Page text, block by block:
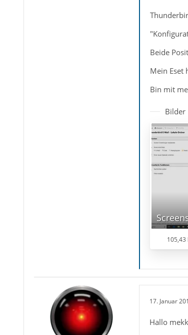
Beide
Mein Eset
Bin mit
Bilder
105,43
17. Januar
Hallo